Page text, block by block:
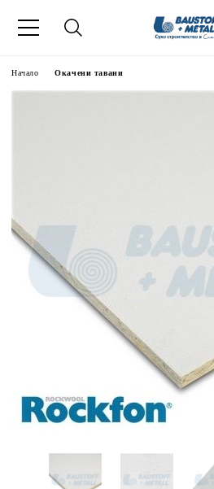
Начало Окачени тавани